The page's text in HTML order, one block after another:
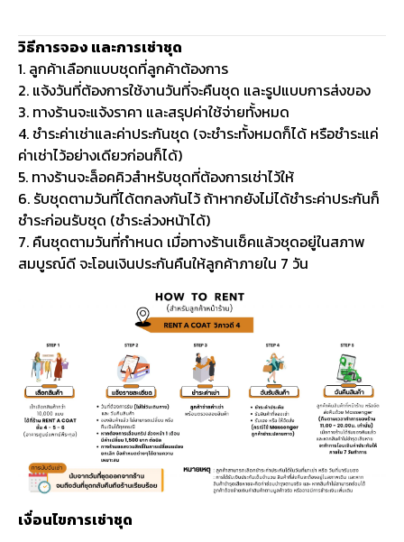
วิธีการจอง และการเช่าชุด
1. ลูกค้าเลือกแบบชุดที่ลูกค้าต้องการ
2. แจ้งวันที่ต้องการใช้งานวันที่จะคืนชุด และรูปแบบการส่งของ
3. ทางร้านจะแจ้งราคา และสรุปค่าใช้จ่ายทั้งหมด
4. ชำระค่าเช่าและค่าประกันชุด (จะชำระทั้งหมดก็ได้ หรือชำระแค่
ค่าเช่าไว้อย่างเดียวก่อนก็ได้)
5. ทางร้านจะล็อคคิวสำหรับชุดที่ต้องการเช่าไว้ให้
6. รับชุดตามวันที่ได้ตกลงกันไว้ ถ้าหากยังไม่ได้ชำระค่าประกันก็
ชำระก่อนรับชุด (ชำระล่วงหน้าได้)
7. คืนชุดตามวันที่กำหนด เมื่อทางร้านเช็คแล้วชุดอยู่ในสภาพ
สมบูรณ์ดี จะโอนเงินประกันคืนให้ลูกค้าภายใน 7 วัน
เงื่อนไขการเช่าชุด